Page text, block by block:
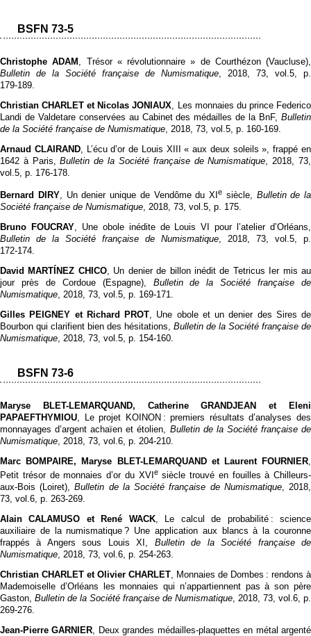
BSFN 73-5
Christophe ADAM , Trésor « révolutionnaire » de Courthézon (Vaucluse),
Bulletin de la Société française de Numismatique , 2018, 73, vol.5, p.
179‑189.
Christian CHARLET et Nicolas JONIAUX , Les monnaies du prince Federico
Landi de Valdetare conservées au Cabinet des médailles de la BnF, Bulletin
de la Société française de Numismatique , 2018, 73, vol.5, p. 160‑169.
Arnaud CLAIRAND, L’écu d’or de Louis XIII « aux deux soleils », frappé en
1642 à Paris,Bulletin de la Société française de Numismatique , 2018, 73,
vol.5, p. 176‑178.
Bernard DIRY, Un denier unique de Vendôme du XI e siècle, Bulletin de la
Société française de Numismatique , 2018, 73, vol.5, p. 175.
Bruno FOUCRAY, Une obole inédite de Louis VI pour l’atelier d’Orléans,
Bulletin de la Société française de Numismatique , 2018, 73, vol.5, p.
172‑174.
David MARTÍNEZ CHICO, Un denier de billon inédit de Tetricus Ier mis au
jour près de Cordoue (Espagne), Bulletin de la Société française de
Numismatique , 2018, 73, vol.5, p. 169‑171.
Gilles PEIGNEY et Richard PROT , Une obole et un denier des Sires de
Bourbon qui clarifient bien des hésitations, Bulletin de la Société française de
Numismatique , 2018, 73, vol.5, p. 154‑160.
BSFN 73-6
Maryse BLET-LEMARQUAND, Catherine GRANDJEAN et Eleni
PAPAEFTHYMIOU , Le projet KOINON : premiers résultats d’analyses des
monnayages d’argent achaïen et étolien, Bulletin de la Société française de
Numismatique , 2018, 73, vol.6, p. 204‑210.
Marc BOMPAIRE, Maryse BLET-LEMARQUAND et Laurent FOURNIER
Petit trésor de monnaies d’or du XVI esiècle trouvé en fouilles à Chilleurs-
aux-Bois (Loiret),Bulletin de la Société française de Numismatique, 2018,
73, vol.6, p. 263‑269.
Alain CALAMUSO et René WACK, Le calcul de probabilité : science
auxiliaire de la numismatique ? Une application aux blancs à la couronne
frappés à Angers sous Louis XI, Bulletin de la Société française de
Numismatique, 2018, 73, vol.6, p. 254‑263.
Christian CHARLET et Olivier CHARLET, Monnaies de Dombes : rendons à
Mademoiselle d’Orléans les monnaies qui n’appartiennent pas à son père
Gaston, Bulletin de la Société française de Numismatique, 2018, 73, vol.6, p.
269‑276.
Jean-Pierre GARNIER, Deux grandes médailles-plaquettes en métal argenté